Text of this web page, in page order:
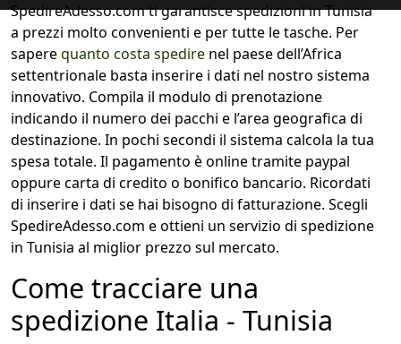
SpedireAdesso.com ti garantisce spedizioni in Tunisia
a prezzi molto convenienti e per tutte le tasche. Per
saperequanto costa spedire nel paese dell’Africa
settentrionale basta inserire i dati nel nostro sistema
innovativo. Compila il modulo di prenotazione
indicando il numero dei pacchi e l’area geografica di
destinazione. In pochi secondi il sistema calcola la tua
spesa totale. Il pagamento è online tramite paypal
oppure carta di credito o bonifico bancario. Ricordati
di inserire i dati se hai bisogno di fatturazione. Scegli
SpedireAdesso.com e ottieni un servizio di spedizione
in Tunisia al miglior prezzo sul mercato.
Come tracciare una
spedizione Italia - Tunisia